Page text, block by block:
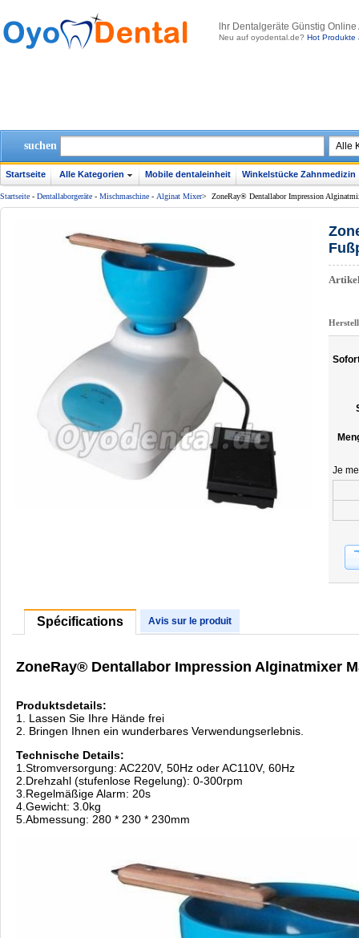
lhr Dentalgeräte Günstig
Neu auf oyodental.de? Hot Produkte
suchen
Startseite Alle Kategorien Mobile dentaleinheit Winkelstücke Zahnmedizin
Startseite - Dentallaborgeräte - Mischmaschine - Alginat Mixer> ZoneRay® Dentallabor Impression
Je
Spécifications Avis sur le produit
ZoneRay® Dentallabor Impression Alginatmixer
Produktsdetails:
1. Lassen Sie Ihre Hände frei
2. Bringen Ihnen ein wunderbares Verwendungserlebnis.
Technische Details:
1.Stromversorgung: AC220V, 50Hz oder AC110V, 60Hz
2.Drehzahl (stufenlose Regelung): 0-300rpm
3.Regelmäßige Alarm: 20s
4.Gewicht: 3.0kg
5.Abmessung: 280 * 230 * 230mm